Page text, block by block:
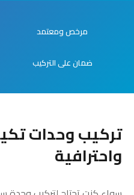
مرخص ومعتمد
ضمان على التركيب
تركيب وحدات
واحترافية